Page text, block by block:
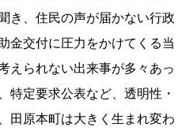
き、住民の声が届かない行政
金交付に圧力をかけてくる当
えられない出来事が多々あっ
特定要求公表など、透明性・
田原本町は大きく生まれ変わ